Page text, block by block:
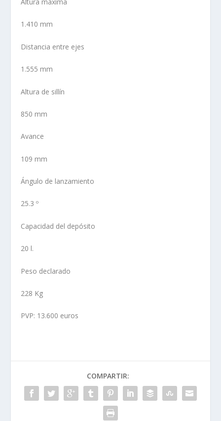
1.410 mm
Distancia entre ejes
1.555 mm
Altura de sillín
850 mm
Avance
109 mm
Ángulo de lanzamiento
25.3 º
Capacidad del depósito
20 l.
Peso declarado
228 Kg
PVP: 13.600 euros
COMPARTIR: